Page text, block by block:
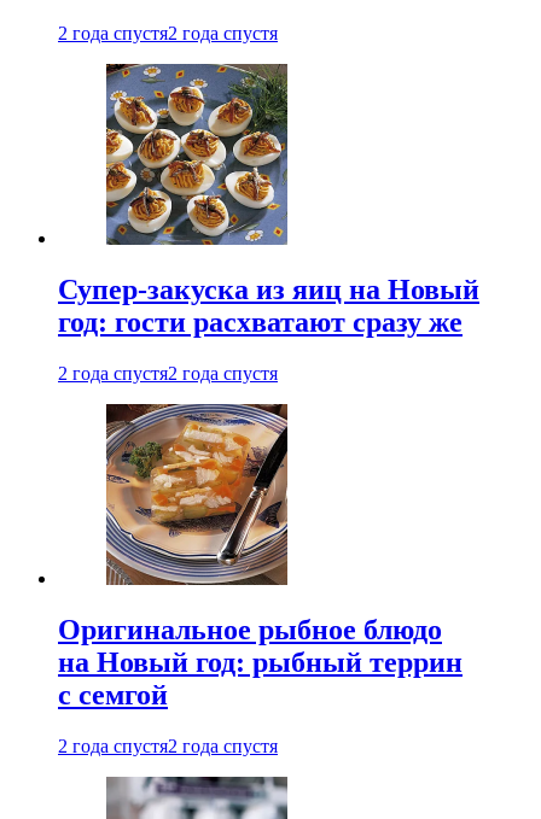
2 года спустя2 года спустя
Супер-закуска из яиц на Новый
год: гости расхватают сразу же
2 года спустя2 года спустя
Оригинальное рыбное блюдо
на Новый год: рыбный террин
с семгой
2 года спустя2 года спустя